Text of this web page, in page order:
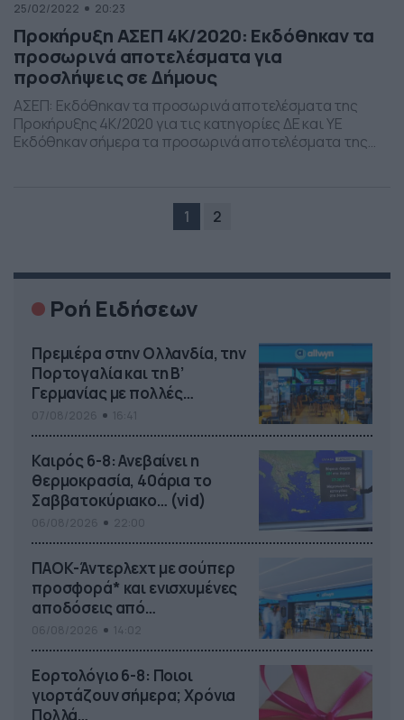
25/02/2022 20:23
Προκήρυξη ΑΣΕΠ 4Κ/2020: Εκδόθηκαν τα
προσωρινά αποτελέσματα για
προσλήψεις σε Δήμους
ΑΣΕΠ: Εκδόθηκαν τα προσωρινά αποτελέσματα της
Προκήρυξης 4Κ/2020 για τις κατηγορίες ΔΕ και ΥΕ
Εκδόθηκαν σήμερα τα προσωρινά αποτελέσματα της
Εκπαίδευσης σε δήμους της χώρας. Τα αποτελέσματα
είναι αναρτημένα στην ιστοσελίδα του ΑΣΕΠ
1 2
Ροή Ειδήσεων
Πρεμιέρα στην Ολλανδία, την
Πορτογαλία και τη Β’
Γερμανίας με πολλές
στοιχηματικές επιλογές από
το ΠΑΜΕ ΣΤΟΙΧΗΜΑ
Καιρός 6-8: Ανεβαίνει η
θερμοκρασία, 40άρια το
Σαββατοκύριακο… (vid)
ΠΑΟΚ-Άντερλεχτ με σούπερ
προσφορά* και ενισχυμένες
αποδόσεις από
το Pamestoixima.gr
Εορτολόγιο 6-8: Ποιοι
γιορτάζουν σήμερα; Χρόνια
Πολλά…